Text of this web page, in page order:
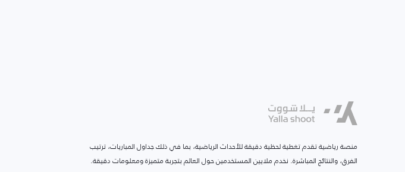
منصة رياضية تقدم تغطية لحظية دقيقة للأحداث الرياضية، بما في ذلك جداول المباريات، ترتيب
الفرق، والنتائج المباشرة. نخدم ملايين المستخدمين حول العالم بتجربة متميزة ومعلومات دقيقة.